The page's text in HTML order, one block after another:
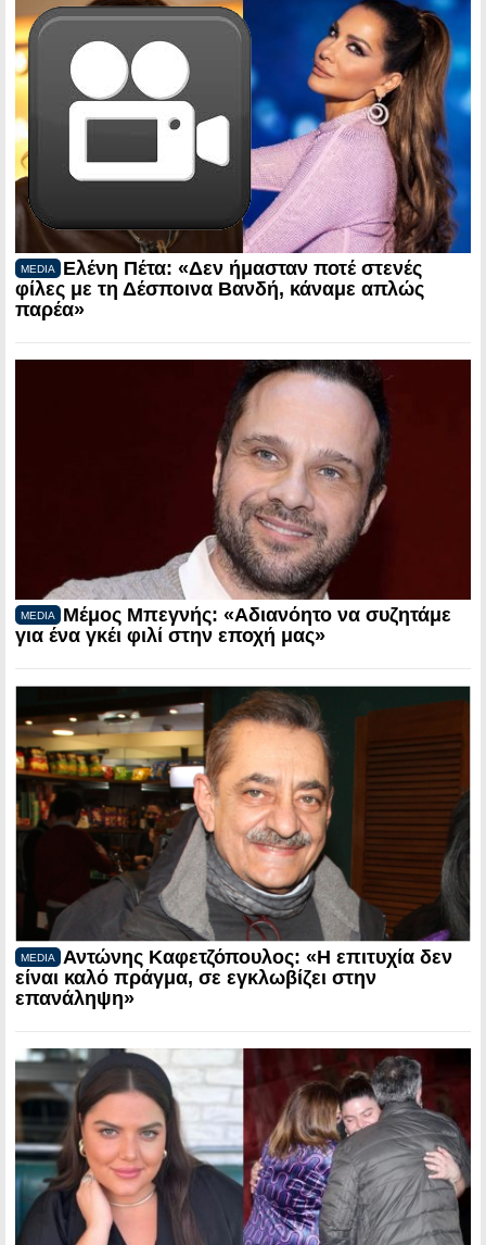
MEDIA
Ελένη Πέτα: «Δεν ήμασταν ποτέ στενές
φίλες με τη Δέσποινα Βανδή, κάναμε απλώς
παρέα»
MEDIA
Μέμος Μπεγνής: «Αδιανόητο να συζητάμε
για ένα γκέι φιλί στην εποχή μας»
MEDIA
Αντώνης Καφετζόπουλος: «Η επιτυχία δεν
είναι καλό πράγμα, σε εγκλωβίζει στην
επανάληψη»